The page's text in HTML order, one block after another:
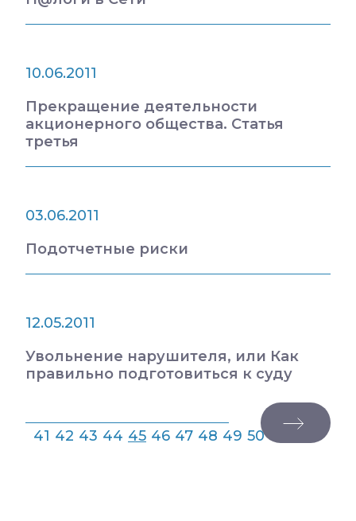
10.06.2011
Прекращение деятельности
акционерного общества. Статья
третья
03.06.2011
Подотчетные риски
12.05.2011
Увольнение нарушителя, или Как
правильно подготовиться к суду
41 42 43 44 45 46 47 48 49 50